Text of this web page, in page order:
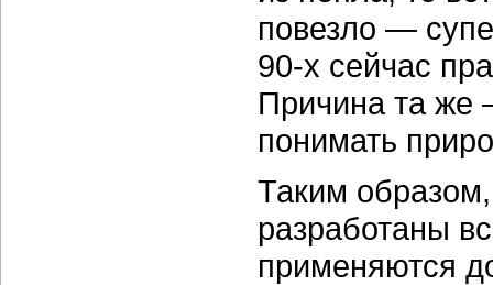
повезло —
90-х сейчас
Причина та же
понимать
Таким
разработаны
применяются